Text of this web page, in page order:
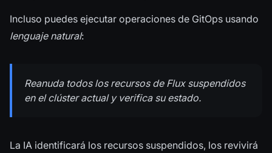
Incluso puedes ejecutar operaciones de GitOps usando
lenguaje natural:
Reanuda todos los recursos de Flux suspendidos
en el clúster actual y verifica su estado.
La IA identificará los recursos suspendidos, los revivirá